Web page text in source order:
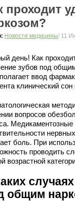
проходит
Новости медицины/ 11
день! Как
зубов под
ввод
клинический
вопросов
Медикаментозные
боль. При
проводить
возрастной
общим